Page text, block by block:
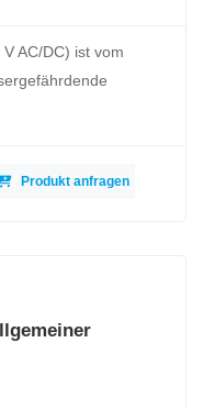
AC/DC) ist vom
Produkt anfragen